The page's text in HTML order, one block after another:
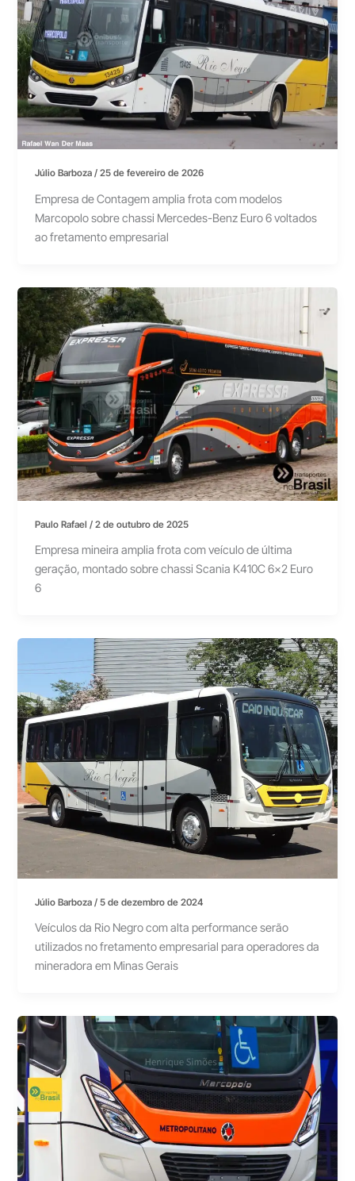
Júlio Barboza/25 de fevereiro de 2026
Empresa de Contagem amplia frota com modelos
Marcopolo sobre chassi Mercedes-Benz Euro 6 voltados
ao fretamento empresarial
Paulo Rafael/2 de outubro de 2025
Empresa mineira amplia frota com veículo de última
geração, montado sobre chassi Scania K410C 6×2 Euro
6
Júlio Barboza/5 de dezembro de 2024
Veículos da Rio Negro com alta performance serão
utilizados no fretamento empresarial para operadores da
mineradora em Minas Gerais